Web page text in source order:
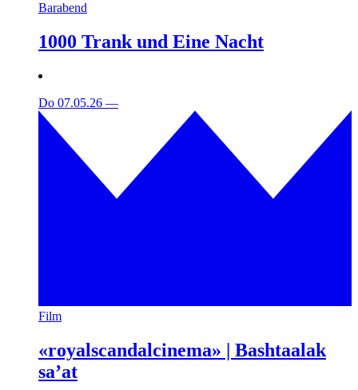
Barabend
1000 Trank und Eine Nacht
Do 07.05.26 —
Film
«royalscandalcinema» | Bashtaalak
sa’at